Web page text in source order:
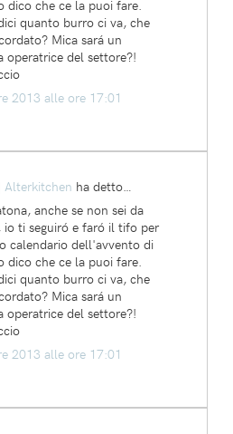
dico che ce la puoi fare.
quanto burro ci va, che
Mica sará un
operatrice del settore?!
2013 alle ore 17:01
Alterkitchen ha detto…
anche se non sei da
io ti seguiró e faró il tifo per
calendario dell'avvento di
dico che ce la puoi fare.
quanto burro ci va, che
Mica sará un
operatrice del settore?!
2013 alle ore 17:01